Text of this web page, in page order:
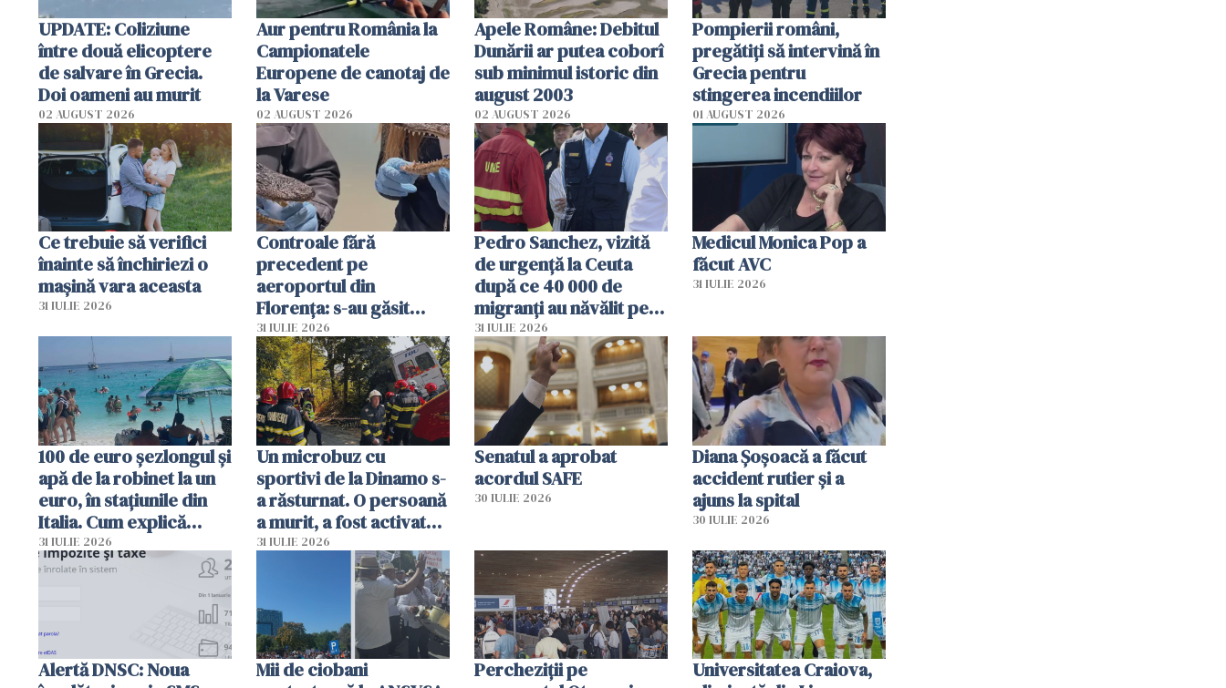
UPDATE: Coliziune
între două elicoptere
de salvare în Grecia.
Doi oameni au murit
02 AUGUST 2026
Aur pentru România la
Campionatele
Europene de canotaj de
la Varese
02 AUGUST 2026
Apele Române: Debitul
Dunării ar putea coborî
sub minimul istoric din
august 2003
02 AUGUST 2026
Pompierii români,
pregătiţi să intervină în
Grecia pentru
stingerea incendiilor
01 AUGUST 2026
Ce trebuie să verifici
înainte să închiriezi o
mașină vara aceasta
31 IULIE 2026
Controale fără
precedent pe
aeroportul din
Florența: s-au găsit
capete de aligator și o
sumă imensă de bani
31 IULIE 2026
Pedro Sanchez, vizită
de urgență la Ceuta
după ce 40 000 de
migranți au năvălit pe
teritoriul spaniol: „Vom
mobiliza toate
resursele"
31 IULIE 2026
Medicul Monica Pop a
făcut AVC
31 IULIE 2026
100 de euro șezlongul și
apă de la robinet la un
euro, în stațiunile din
Italia. Cum explică
autoritățile
31 IULIE 2026
Un microbuz cu
sportivi de la Dinamo s-
a răsturnat. O persoană
a murit, a fost activat
planul roșu de
31 IULIE 2026
Senatul a aprobat
acordul SAFE
30 IULIE 2026
Diana Șoșoacă a făcut
accident rutier și a
ajuns la spital
30 IULIE 2026
Alertă DNSC: Noua
Mii de ciobani
Percheziții pe
Universitatea Craiova,